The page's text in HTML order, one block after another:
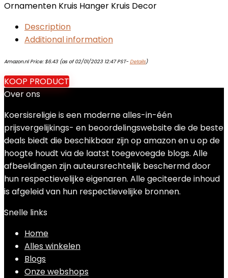
Ornamenten Kruis Hanger Kruis Decor
Description
Additional information
Amazon.nl Price: $6.43(as of 02/01/2023 12:47 PST-Details)
KOOP PRODUCT
Over ons
Koersisreligie is een moderne alles-in-één
prijsvergelijkings- en beoordelingswebsite die de beste
deals biedt die beschikbaar zijn op amazon en u op de
hoogte houdt via de laatst toegevoegde blogs. Alle
afbeeldingen zijn auteursrechtelijk beschermd door
hun respectievelijke eigenaren. Alle geciteerde inhoud
is afgeleid van hun respectievelijke bronnen.
Snelle links
Home
Alles winkelen
Blogs
Onze webshops